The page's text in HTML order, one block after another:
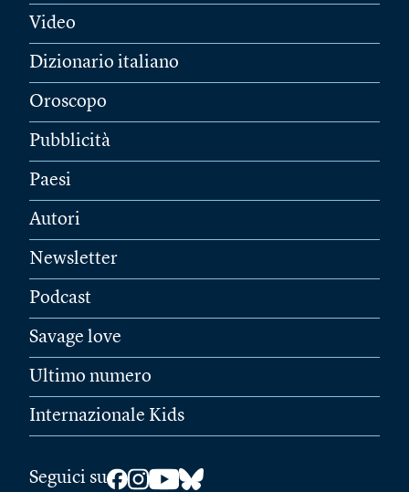
Video
Dizionario italiano
Oroscopo
Pubblicità
Paesi
Autori
Newsletter
Podcast
Savage love
Ultimo numero
Internazionale Kids
Seguici su